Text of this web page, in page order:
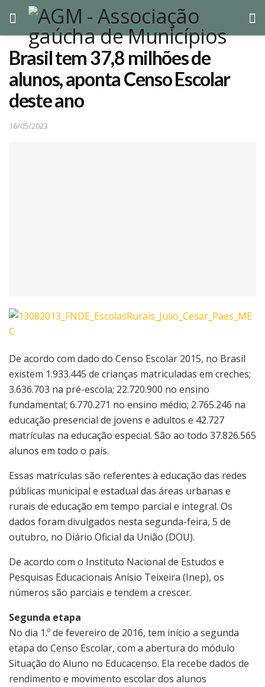
Brasil tem 37,8 milhões de
alunos, aponta Censo Escolar
deste ano
16/05/2023
De acordo com dado do Censo Escolar 2015, no Brasil
existem 1.933.445 de crianças matriculadas em creches;
3.636.703 na pré-escola; 22.720.900 no ensino
fundamental; 6.770.271 no ensino médio; 2.765.246 na
educação presencial de jovens e adultos e 42.727
matrículas na educação especial. São ao todo 37.826.565
alunos em todo o país.
Essas matrículas são referentes à educação das redes
públicas municipal e estadual das áreas urbanas e
rurais de educação em tempo parcial e integral. Os
dados foram divulgados nesta segunda-feira, 5 de
outubro, no Diário Oficial da União (DOU).
De acordo com o Instituto Nacional de Estudos e
Pesquisas Educacionais Anísio Teixeira (Inep), os
números são parciais e tendem a crescer.
Segunda etapa
No dia 1.º de fevereiro de 2016, tem início a segunda
etapa do Censo Escolar, com a abertura do módulo
Situação do Aluno no Educacenso. Ela recebe dados de
rendimento e movimento escolar dos alunos